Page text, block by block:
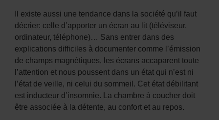
Il existe aussi une tendance dans la société qu’il faut
décrier: celle d’apporter un écran au lit (téléviseur,
ordinateur, téléphone)… Sans entrer dans des
explications difficiles à documenter comme l’émission
de champs magnétiques, les écrans accaparent toute
l’attention et nous poussent dans un état qui n’est ni
l’état de veille, ni celui du sommeil. Cet état débilitant
est inducteur d’insomnie. La chambre à coucher doit
être associée à la détente, au confort et au repos.